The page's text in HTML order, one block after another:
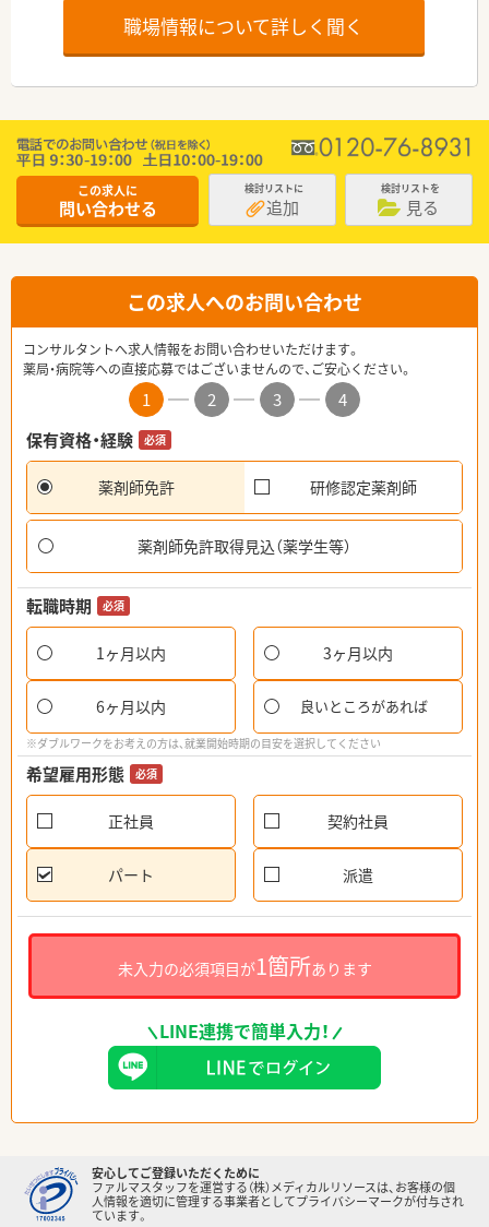
職場情報について詳しく聞く
この求人に
問い合わせる
検討リストに
追加
検討リストを
見る
この求人へのお問い合わせ
コンサルタントへ求人情報をお問い合わせいただけます。
薬局・病院等への直接応募ではございませんので、ご安心ください。
1 2 3
4
保有資格・経験
必須
薬剤師免許 研修認定薬剤師
薬剤師免許取得見込（薬学生等）
転職時期 必須
1ヶ月以内 3ヶ月以内
6ヶ月以内 良いところがあれば
※ダブルワークをお考えの方は、就業開始時期の目安を選択してください
希望雇用形態 必須
正社員 契約社員
パート 派遣
未入力の必須項目が1箇所あります
LINE連携で簡単入力！
安心してご登録いただくために
ファルマスタッフを運営する（株）メディカルリソースは、お客様の個
人情報を適切に管理する事業者としてプライバシーマークが付与され
ています。